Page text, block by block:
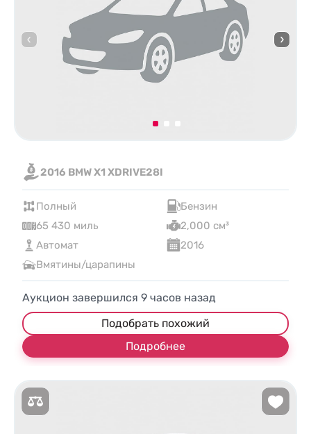
2016 BMW X1 XDRIVE28I
Полный
Бензин
65 430 миль
2,000 см³
Автомат
2016
Вмятины/царапины
Аукцион завершился 9 часов назад
Подобрать похожий
Подробнее